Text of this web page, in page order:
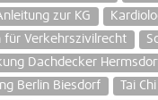
zur KG
für Verkehrszivilrecht
Dachdecker
Berlin Biesdorf
Tai Chi